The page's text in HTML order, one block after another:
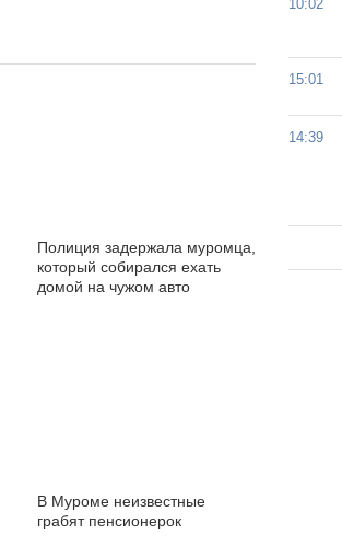
Полиция задержала муромца,
который собирался ехать
домой на чужом авто
В Муроме неизвестные
грабят пенсионерок
10:02
15:01
14:39